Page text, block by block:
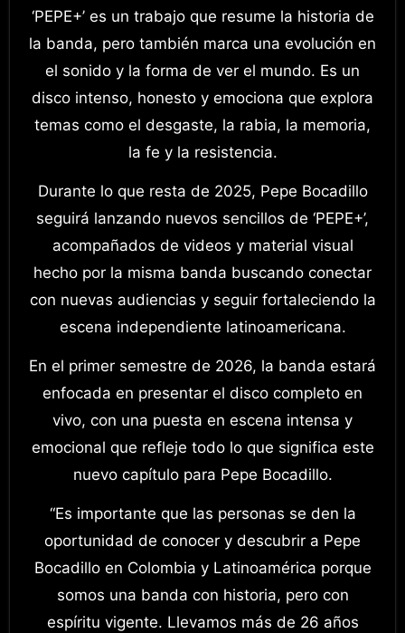
‘PEPE+’ es un trabajo que resume la historia de
la banda, pero también marca una evolución en
el sonido y la forma de ver el mundo. Es un
disco intenso, honesto y emociona que explora
temas como el desgaste, la rabia, la memoria,
la fe y la resistencia.
Durante lo que resta de 2025, Pepe Bocadillo
seguirá lanzando nuevos sencillos de ‘PEPE+’,
acompañados de videos y material visual
hecho por la misma banda buscando conectar
con nuevas audiencias y seguir fortaleciendo la
escena independiente latinoamericana.
En el primer semestre de 2026, la banda estará
enfocada en presentar el disco completo en
vivo, con una puesta en escena intensa y
emocional que refleje todo lo que significa este
nuevo capítulo para Pepe Bocadillo.
“Es importante que las personas se den la
oportunidad de conocer y descubrir a Pepe
Bocadillo en Colombia y Latinoamérica porque
somos una banda con historia, pero con
espíritu vigente. Llevamos más de 26 años